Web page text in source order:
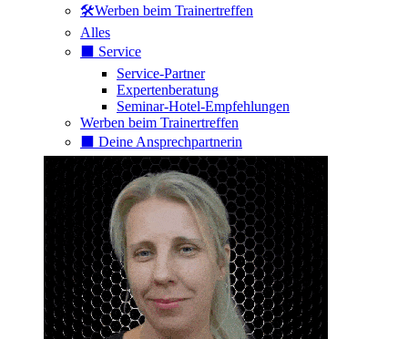
🛠️Werben beim Trainertreffen
Alles
⬛️ Service
Service-Partner
Expertenberatung
Seminar-Hotel-Empfehlungen
Werben beim Trainertreffen
⬛️ Deine Ansprechpartnerin